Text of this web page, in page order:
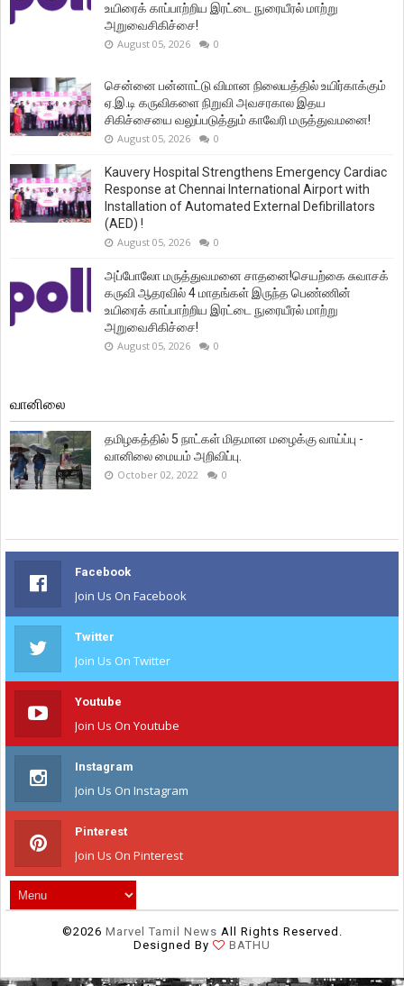
உயிரைக் காப்பாற்றிய இரட்டை நுரையீரல் மாற்று
அறுவைசிகிச்சை!
August 05, 2026 0
சென்னை பன்னாட்டு விமான நிலையத்தில் உயிர்காக்கும்
ஏ.இ.டி கருவிகளை நிறுவி அவசரகால இதய
சிகிச்சையை வலுப்படுத்தும் காவேரி மருத்துவமனை!
August 05, 2026 0
Kauvery Hospital Strengthens Emergency Cardiac
Response at Chennai International Airport with
Installation of Automated External Defibrillators
(AED) !
August 05, 2026 0
அப்போலோ மருத்துவமனை சாதனை!செயற்கை சுவாசக்
கருவி ஆதரவில் 4 மாதங்கள் இருந்த பெண்ணின்
உயிரைக் காப்பாற்றிய இரட்டை நுரையீரல் மாற்று
அறுவைசிகிச்சை!
August 05, 2026 0
வானிலை
தமிழகத்தில் 5 நாட்கள் மிதமான மழைக்கு வாய்ப்பு -
வானிலை மையம் அறிவிப்பு.
October 02, 2022 0
Facebook
Join Us On Facebook
Twitter
Join Us On Twitter
Youtube
Join Us On Youtube
Instagram
Join Us On Instagram
Pinterest
Join Us On Pinterest
©2026 Marvel Tamil News All Rights Reserved.
Designed By
BATHU